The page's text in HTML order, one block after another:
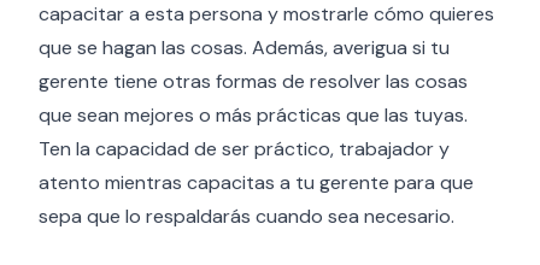
capacitar a esta persona y mostrarle cómo quieres
que se hagan las cosas. Además, averigua si tu
gerente tiene otras formas de resolver las cosas
que sean mejores o más prácticas que las tuyas.
Ten la capacidad de ser práctico, trabajador y
atento mientras capacitas a tu gerente para que
sepa que lo respaldarás cuando sea necesario.